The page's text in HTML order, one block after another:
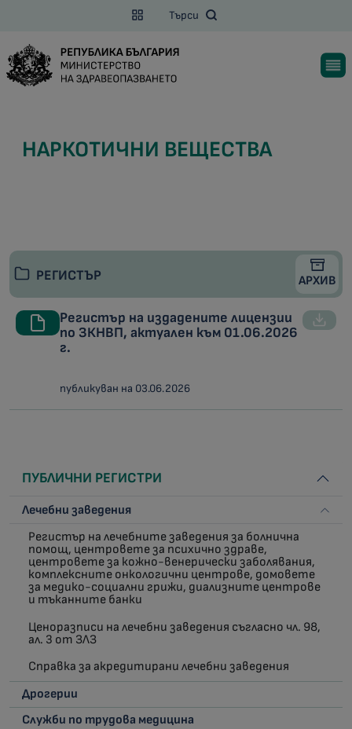
Търси
НАРКОТИЧНИ ВЕЩЕСТВА
РЕГИСТЪР АРХИВ
Регистър на издадените лицензии
по ЗКНВП, актуален към 01.06.2026
г.
публикуван на 03.06.2026
ПУБЛИЧНИ РЕГИСТРИ
Лечебни заведения
Регистър на лечебните заведения за болнична
помощ, центровете за психично здраве,
центровете за кожно-венерически заболявания,
комплексните онкологични центрове, домовете
за медико-социални грижи, диализните центрове
и тъканните банки
Ценоразписи на лечебни заведения съгласно чл. 98,
ал. 3 от ЗЛЗ
Справка за акредитирани лечебни заведения
Дрогерии
Служби по трудова медицина